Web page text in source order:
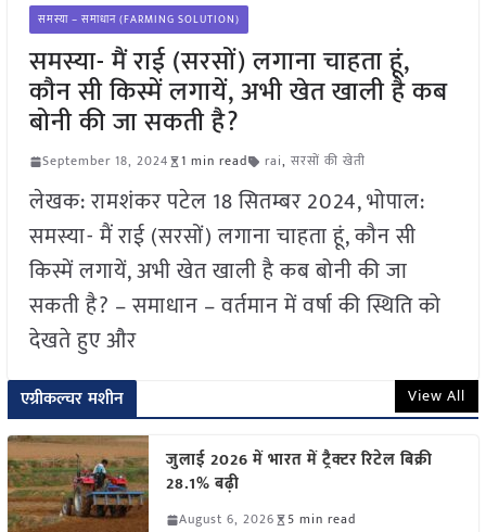
समस्या – समाधान (FARMING SOLUTION)
समस्या- मैं राई (सरसों) लगाना चाहता हूं,
कौन सी किस्में लगायें, अभी खेत खाली है कब
बोनी की जा सकती है?
September 18, 2024 1 min read rai, सरसों की खेती
लेखक: रामशंकर पटेल 18 सितम्बर 2024, भोपाल:
समस्या- मैं राई (सरसों) लगाना चाहता हूं, कौन सी
किस्में लगायें, अभी खेत खाली है कब बोनी की जा
सकती है? – समाधान – वर्तमान में वर्षा की स्थिति को
देखते हुए और
एग्रीकल्चर मशीन View All
जुलाई 2026 में भारत में ट्रैक्टर रिटेल बिक्री
28.1% बढ़ी
August 6, 2026 5 min read